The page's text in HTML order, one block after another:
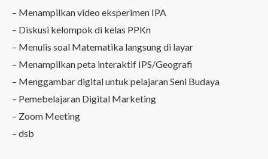
– Menampilkan video eksperimen IPA
– Diskusi kelompok di kelas PPKn
– Menulis soal Matematika langsung di layar
– Menampilkan peta interaktif IPS/Geografi
– Menggambar digital untuk pelajaran Seni Budaya
– Pemebelajaran Digital Marketing
– Zoom Meeting
– dsb